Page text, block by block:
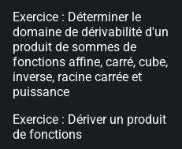
Exercice : Déterminer le
domaine de dérivabilité d'un
produit de sommes de
fonctions affine, carré, cube,
inverse, racine carrée et
puissance
Exercice : Dériver un produit
de fonctions